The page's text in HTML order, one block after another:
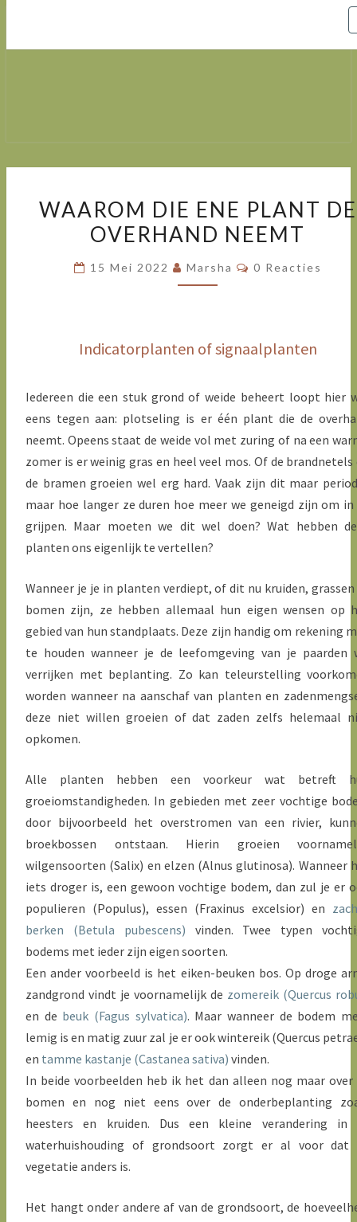
DIE
ENE
DE
WAAROM DIE ENE PLANT DE
OVERHAND NEEMT
15 Mei 2022 Marsha Reacties
0 Reacties
Indicatorplanten of signaalplanten
Iedereen die een stuk grond of weide beheert loopt hier
eens tegen aan: plotseling is er één plant die de
neemt. Opeens staat de weide vol met zuring of na een
zomer is er weinig gras en heel veel mos. Of de brandnetels
de bramen groeien wel erg hard. Vaak zijn dit maar
maar hoe langer ze duren hoe meer we geneigd zijn om
grijpen. Maar moeten we dit wel doen? Wat hebben
planten ons eigenlijk te vertellen?
Wanneer je je in planten verdiept, of dit nu kruiden,
bomen zijn, ze hebben allemaal hun eigen wensen op
gebied van hun standplaats. Deze zijn handig om rekening
te houden wanneer je de leefomgeving van je paarden
verrijken met beplanting. Zo kan teleurstelling
worden wanneer na aanschaf van planten en
deze niet willen groeien of dat zaden zelfs helemaal
opkomen.
Alle planten hebben een voorkeur wat betreft
groeiomstandigheden. In gebieden met zeer vochtige
door bijvoorbeeld het overstromen van een rivier,
broekbossen ontstaan. Hierin groeien
wilgensoorten (Salix) en elzen (Alnus glutinosa). Wanneer
iets droger is, een gewoon vochtige bodem, dan zul je er
populieren (Populus), essen (Fraxinus excelsior) en
berken (Betula pubescens) vinden. Twee typen
bodems met ieder zijn eigen soorten.
Een ander voorbeeld is het eiken-beuken bos. Op droge
zandgrond vindt je voornamelijk de zomereik (Quercus
en de beuk (Fagus sylvatica). Maar wanneer de bodem
lemig is en matig zuur zal je er ook wintereik (Quercus
en tamme kastanje (Castanea sativa) vinden.
In beide voorbeelden heb ik het dan alleen nog maar over
bomen en nog niet eens over de onderbeplanting
heesters en kruiden. Dus een kleine verandering in
waterhuishouding of grondsoort zorgt er al voor dat
vegetatie anders is.
Het hangt onder andere af van de grondsoort, de